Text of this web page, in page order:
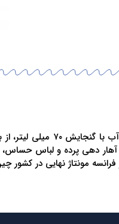
دهی پرده و لباس حساس،
مونتاژ نهایی در کشور